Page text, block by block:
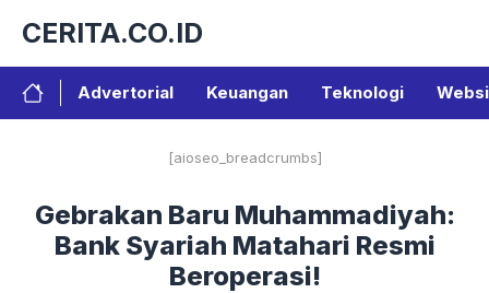
isi
CERITA.CO.ID
Advertorial Keuangan Teknologi
[aioseo_breadcrumbs]
Gebrakan Baru Muhammadiyah:
Bank Syariah Matahari Resmi
Beroperasi!